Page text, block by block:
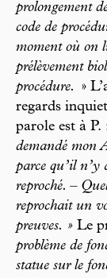
prolongement
code de
moment où on
prélèvement
procédure.
»
regards
parole est à P.
demandé mon
parce qu’il n’y
reproché. –
reprochait un
preuves. » Le
problème de
statue sur le